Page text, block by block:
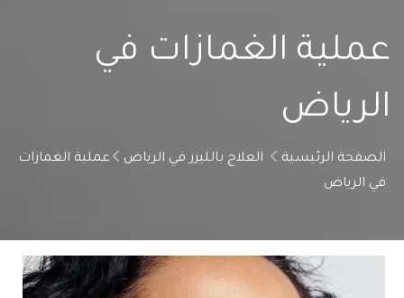
عملية الغمازات في
الرياض
الصفحة الرئيسية العلاج بالليزر في الرياض
عملية الغمازات
في الرياض